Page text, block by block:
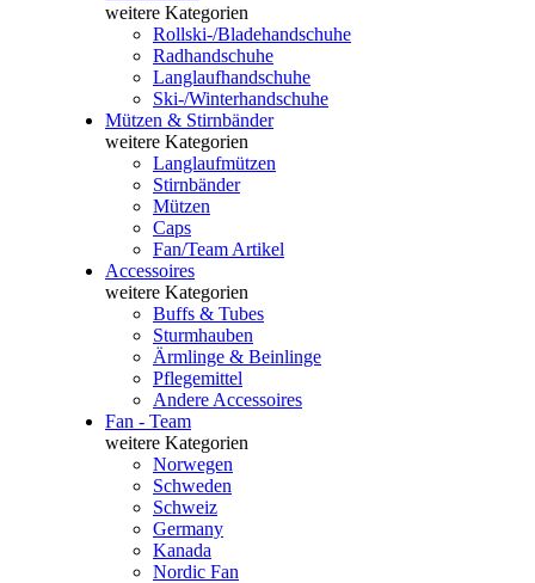
weitere Kategorien
Rollski-/Bladehandschuhe
Radhandschuhe
Langlaufhandschuhe
Ski-/Winterhandschuhe
Mützen & Stirnbänder
weitere Kategorien
Langlaufmützen
Stirnbänder
Mützen
Caps
Fan/Team Artikel
Accessoires
weitere Kategorien
Buffs & Tubes
Sturmhauben
Ärmlinge & Beinlinge
Pflegemittel
Andere Accessoires
Fan - Team
weitere Kategorien
Norwegen
Schweden
Schweiz
Germany
Kanada
Nordic Fan